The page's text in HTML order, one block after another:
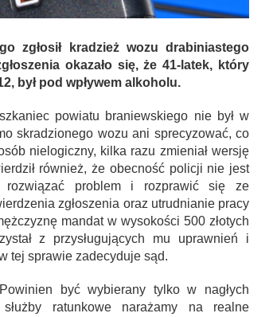
zgłosił kradzież wozu drabiniastego
okazało się, że 41-latek, który
był pod wpływem alkoholu.
powiatu braniewskiego nie był w
skradzionego wozu ani sprecyzować, co
nielogiczny, kilka razu zmieniał wersję
również, że obecność policji nie jest
rozwiązać problem i rozprawić się ze
zgłoszenia oraz utrudnianie pracy
mandat w wysokości 500 złotych
z przysługujących mu uprawnień i
tej sprawie zadecyduje sąd.
być wybierany tylko w nagłych
ratunkowe narażamy na realne